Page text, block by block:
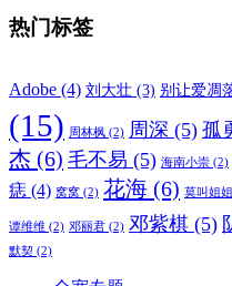
热门标签
Adobe (4) 刘大壮 (3) 别让爱凋
(15)
周林枫 (2) 周深 (5) 孤
杰 (6) 毛不易 (5) 海南小崇 (2)
痣 (4) 窝窝 (2) 花海 (6) 莫叫姐姐
谭维维 (2) 邓丽君 (2) 邓紫棋 (5)
默契 (2)